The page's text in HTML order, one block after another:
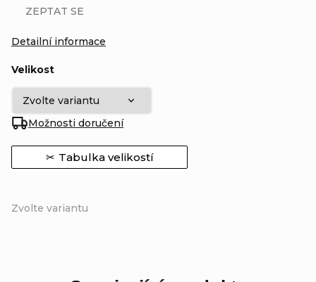
Zvolte variantu
Velikost
Možnosti doručení
Tabulka velikostí
Detailní informace
ZEPTAT SE